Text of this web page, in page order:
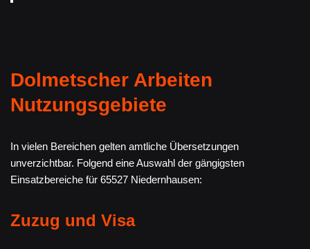
Dolmetscher Arbeiten
Nutzungsgebiete
In vielen Bereichen gelten amtliche Übersetzungen
unverzichtbar. Folgend eine Auswahl der gängigsten
Einsatzbereiche für 65527 Niedernhausen:
Zuzug und Visa